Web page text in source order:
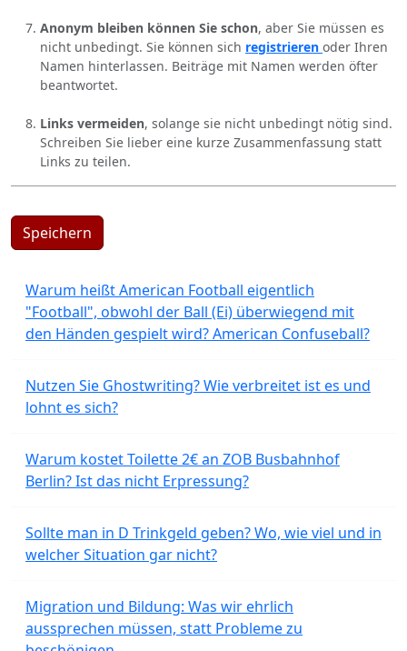
Anonym bleiben können Sie schon, aber Sie müssen es
nicht unbedingt. Sie können sich registrieren oder Ihren
Namen hinterlassen. Beiträge mit Namen werden öfter
beantwortet.
Links vermeiden, solange sie nicht unbedingt nötig sind.
Schreiben Sie lieber eine kurze Zusammenfassung statt
Links zu teilen.
Speichern
Warum heißt American Football eigentlich
"Football", obwohl der Ball (Ei) überwiegend mit
den Händen gespielt wird? American Confuseball?
Nutzen Sie Ghostwriting? Wie verbreitet ist es und
lohnt es sich?
Warum kostet Toilette 2€ an ZOB Busbahnhof
Berlin? Ist das nicht Erpressung?
Sollte man in D Trinkgeld geben? Wo, wie viel und in
welcher Situation gar nicht?
Migration und Bildung: Was wir ehrlich
aussprechen müssen, statt Probleme zu